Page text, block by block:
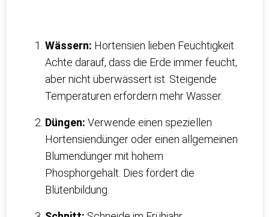
Wässern: Hortensien lieben Feuchtigkeit.
Achte darauf, dass die Erde immer feucht,
aber nicht überwässert ist. Steigende
Temperaturen erfordern mehr Wasser.
Düngen: Verwende einen speziellen
Hortensiendünger oder einen allgemeinen
Blumendünger mit hohem
Phosphorgehalt. Dies fördert die
Blütenbildung.